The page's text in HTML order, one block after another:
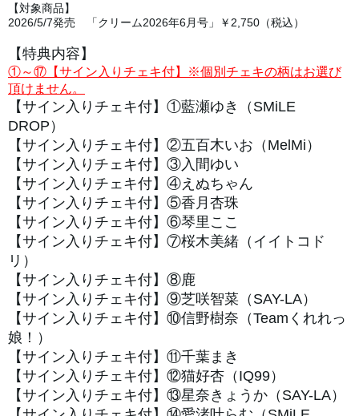
【対象商品】
2026/5/7発売 「クリーム2026年6月号」￥2,750（税込）
【特典内容】
①～⑰【サイン入りチェキ付】※個別チェキの柄はお選び
頂けません。
【サイン入りチェキ付】①藍瀬ゆき（SMiLE
DROP）
【サイン入りチェキ付】②五百木いお（MelMi）
【サイン入りチェキ付】③入間ゆい
【サイン入りチェキ付】④えぬちゃん
【サイン入りチェキ付】⑤香月杏珠
【サイン入りチェキ付】⑥琴里ここ
【サイン入りチェキ付】⑦桜木美緒（イイトコド
リ）
【サイン入りチェキ付】⑧鹿
【サイン入りチェキ付】⑨芝咲智菜（SAY-LA）
【サイン入りチェキ付】⑩信野樹奈（Teamくれれっ
娘！）
【サイン入りチェキ付】⑪千葉まき
【サイン入りチェキ付】⑫猫好杏（IQ99）
【サイン入りチェキ付】⑬星奈きょうか（SAY-LA）